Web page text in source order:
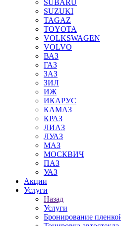
SUBARU
SUZUKI
TAGAZ
TOYOTA
VOLKSWAGEN
VOLVO
ВАЗ
ГАЗ
ЗАЗ
ЗИЛ
ИЖ
ИКАРУС
КАМАЗ
КРАЗ
ЛИАЗ
ЛУАЗ
МАЗ
МОСКВИЧ
ПАЗ
УАЗ
Акции
Услуги
Назад
Услуги
Бронирование